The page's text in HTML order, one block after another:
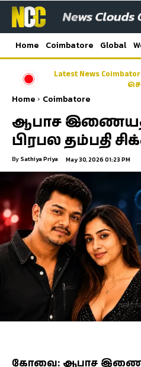
Home Coimbatore Global
Latest News
Home Coimbatore
ஆபாச
பிரபல தம்பதி
By Sathiya Priya May 30, 2026 01:23 PM
கோவை: ஆபாச